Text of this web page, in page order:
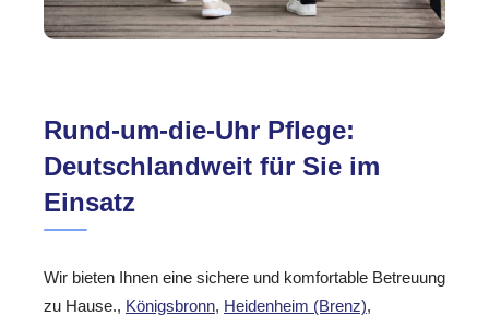
Rund-um-die-Uhr Pflege:
Deutschlandweit für Sie im
Einsatz
Wir bieten Ihnen eine sichere und komfortable Betreuung
zu Hause., Königsbronn, Heidenheim (Brenz),